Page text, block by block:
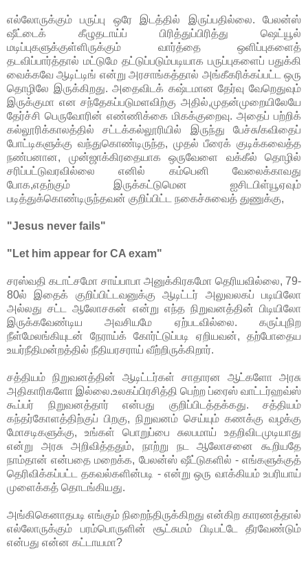
எல்லோருக்கும் பருப்பு ஒரே இடத்தில் இருப்பதில்லை. பேலன்ஸ்
ஷீட்டைக் கீழுதடாய்ப் பிரித்துப்பிரித்து ஷெட்யூல்
மடிப்புகளுக்குள்ளிருக்கும் வார்த்தை ஒளிப்புகளைத்
தடவிப்பார்த்தால் மட்டுமே தட்டுப்படும்படியாக பருப்புகளைப் பதுக்கி
வைக்கவே ஆடிட்டிங் என்று அரசாங்கத்தால் அங்கீகரிக்கப்பட்ட ஒரு
தொழிலே இருக்கிறது. அதைவிடக் கஷ்டமான தேர்வு வேறெதுவும்
இருக்குமா என சந்தேகப்படுமளவிற்கு அதில்,முதன்முறையிலேயே
தேர்ச்சி பெருவோரின் எண்ணிக்கை மிகக்குறைவு. அதைப் பற்றிக்
கல்லூரிக்காலத்தில் சட்டக்கல்லூரியில் இருந்து பேச்சு/கவிதைப்
போட்டிகளுக்கு வந்துகொண்டிருந்த, முதல் பீரைக் குடிக்கவைத்த
நண்பனான, முன்ஜாக்கிரதையாக ஒருவேளை வக்கீல் தொழில்
சரிப்பட்டுவரவில்லை எனில் கம்பெனி வேலைக்காவது
போக,எதற்கும் இருக்கட்டுமென ஐசிடபிள்யூஏவும்
படித்துக்கொண்டிருந்தவன் குறிப்பிட்ட நகைச்சுவைத் துணுக்கு,
"Jesus never fails"
"Let him appear for CA exam"
சரஸ்வதி கடாட்சமோ சாய்பாபா அனுக்கிரகமோ தெரியவில்லை, 79-
80ல் இதைக் குறிப்பிட்டவனுக்கு ஆடிட்டர் அலுவலகப் படியிலோ
அல்லது சட்ட ஆலோசகன் என்று எந்த நிறுவனத்தின் பிடியிலோ
இருக்கவேண்டிய அவசியமே ஏற்படவில்லை. கருப்புநிற
நீள்மேலங்கியுடன் நேராய்க் கோர்ட்டுப்படி ஏறியவன், தற்போதைய
உயர்நீதிமன்றத்தில் நீதியரசராய் வீற்றிருக்கிறார்.
சத்தியம் நிறுவனத்தின் ஆடிட்டர்கள் சாதாரன ஆட்களோ அரசு
அதிகாரிகளோ இல்லை.உலகப்பிரசித்தி பெற்ற ப்ரைஸ் வாட்டர்ஹவ்ஸ்
கூப்பர் நிறுவனத்தார் என்பது குறிப்பிடத்தக்கது. சத்தியம்
கந்தர்கோளத்திற்குப் பிறகு, நிறுவனம் செய்யும் கணக்கு வழக்கு
மோசடிகளுக்கு, உங்கள் பொறுப்பை சுலபமாய் உதறிவிடமுடியாது
என்று அரசு அறிவித்ததும், நாற்று நட ஆலோசனை கூறியதே
நாம்தான் என்பதை மறைக்க, பேலன்ஸ் ஷீட்டுகளில் - எங்களுக்குத்
தெரிவிக்கப்பட்ட தகவல்களின்படி - என்று ஒரு வாக்கியம் உபரியாய்
முளைக்கத் தொடங்கியது.
அங்கிகெனாதபடி எங்கும் நிறைந்திருக்கிறது என்கிற காரணத்தால்
எல்லோருக்கும் பரம்பொருளின் சூட்சுமம் பிடிபட்டே தீரவேண்டும்
என்பது என்ன கட்டாயமா?